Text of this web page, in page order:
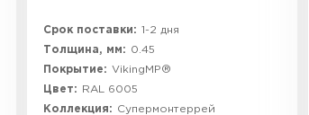
Срок поставки: 1-2 дня
Толщина, мм:
0.45
Покрытие: VikingMP®
Цвет:
RAL 6005
Коллекция:
Супермонтеррей